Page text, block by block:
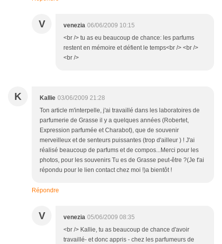
V venezia 06/06/2009 10:15
<br /> tu as eu beaucoup de chance: les parfums
restent en mémoire et défient le temps<br /> <br />
<br />
K Kallie 03/06/2009 21:28
Ton article m'interpelle, j'ai travaillé dans les laboratoires de
parfumerie de Grasse il y a quelques années (Robertet,
Expression parfumée et Charabot), que de souvenir
merveilleux et de senteurs puissantes (trop d'ailleur ) ! J'ai
réalisé beaucoup de parfums et de compos...Merci pour les
photos, pour les souvenirs Tu es de Grasse peut-être ?(Je t'ai
répondu pour le lien contact chez moi !)a bientôt !
Répondre
V venezia 05/06/2009 08:35
<br /> Kallie, tu as beaucoup de chance d'avoir
travaillé- et donc appris - chez les parfumeurs de